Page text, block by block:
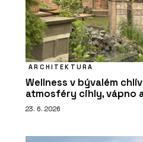
ARCHITEKTURA
Wellness v bývalém
atmosféry cihly, vápno
23. 6. 2026